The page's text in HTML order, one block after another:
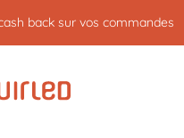
back sur vos commandes